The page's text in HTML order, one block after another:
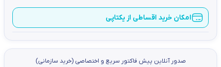
امکان خرید اقساطی از یکتاپی
صدور آنلاین پيش فاكتور سریع و اختصاصي (خرید سازمانی)